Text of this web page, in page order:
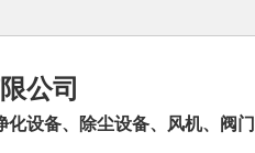
公司
化设备、除尘设备、风机、阀